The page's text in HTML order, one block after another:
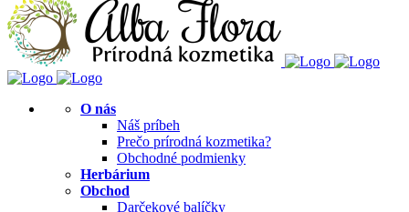
O nás
Náš príbeh
Prečo prírodná kozmetika?
Obchodné podmienky
Herbárium
Obchod
Darčekové balíčky